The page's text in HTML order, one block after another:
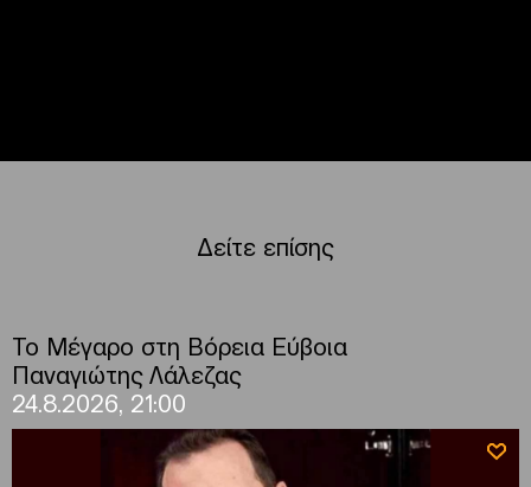
Δείτε επίσης
Το Μέγαρο στη Βόρεια Εύβοια
Παναγιώτης Λάλεζας
24.8.2026, 21:00